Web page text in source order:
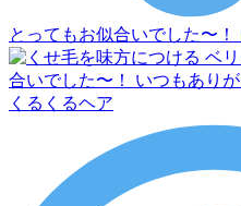
とってもお似合いでした〜
くるくるヘア